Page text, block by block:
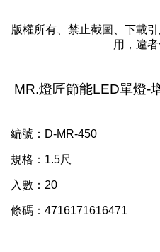
版權所有、禁止截圖、下載
用，違
MR.燈匠節能LED單燈-
編號：D-MR-450
規格：1.5尺
入數：20
條碼：4716171616471